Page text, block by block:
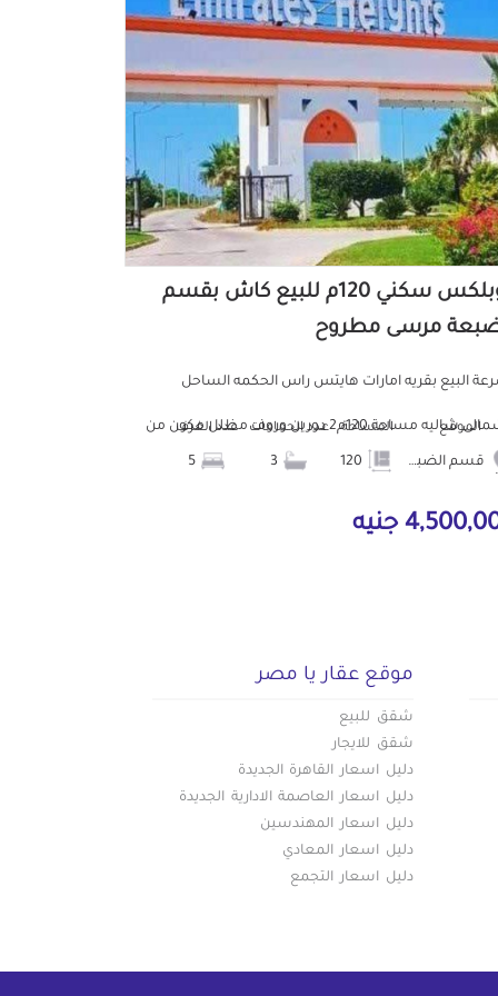
دوبلكس سكني 120م للبيع كاش بقسم
مرسى مطروح
البيع بقريه امارات هايتس راس الحكمه الساحل
الشمالى شاليه مساحة 120م2 دورين وروف مظلل مكون من الموقع
قسم الضبعة
المساحة عدد الحمامات عدد الغرف
5
جنيه
موقع عقار يا مصر
شقق للبيع
شقق للايجار
دليل اسعار القاهرة الجديدة
دليل اسعار العاصمة الادارية الجديدة
دليل اسعار المهندسين
دليل اسعار المعادي
دليل اسعار التجمع